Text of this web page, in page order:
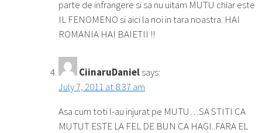
parte de infrangere si sa nu uitam MUTU chiar este
IL FENOMENO si aici la noi in tara noastra. HAI
ROMANIA HAI BAIETII !!
CiinaruDanielsays:
July 7, 2011 at 8:37 am
Asa cum toti l-au injurat pe MUTU…SA STITI CA
MUTUT ESTE LA FEL DE BUN CA HAGI..FARA EL